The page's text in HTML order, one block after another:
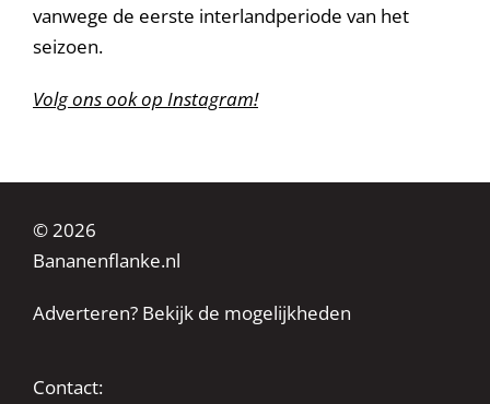
vanwege de eerste interlandperiode van het
seizoen.
Volg ons ook op Instagram!
© 2026
Bananenflanke.nl
Adverteren? Bekijk de mogelijkheden
Contact: